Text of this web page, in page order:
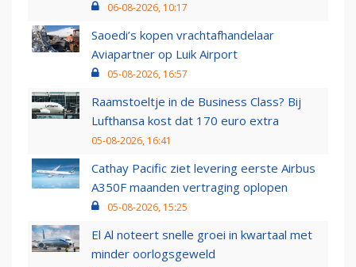
06-08-2026, 10:17
Saoedi’s kopen vrachtafhandelaar
Aviapartner op Luik Airport
05-08-2026, 16:57
Raamstoeltje in de Business Class? Bij
Lufthansa kost dat 170 euro extra
05-08-2026, 16:41
Cathay Pacific ziet levering eerste Airbus
A350F maanden vertraging oplopen
05-08-2026, 15:25
El Al noteert snelle groei in kwartaal met
minder oorlogsgeweld